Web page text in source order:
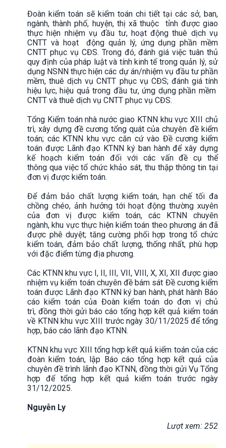
Đoàn kiểm toán sẽ kiểm toán chi tiết tại các sở, ban,
ngành, thành phố, huyện, thị xã thuộc tỉnh được giao
thực hiện nhiệm vụ đầu tư, hoạt động thuê dịch vụ
CNTT và hoạt động quản lý, ứng dụng phần mềm
CNTT phục vụ CĐS. Trong đó, đánh giá việc tuân thủ
quy định của pháp luật và tính kinh tế trong quản lý, sử
dụng NSNN thực hiện các dự án/nhiệm vụ đầu tư phần
mềm, thuê dịch vụ CNTT phục vụ CĐS; đánh giá tính
hiệu lực, hiệu quả trong đầu tư, ứng dụng phần mềm
CNTT và thuê dịch vụ CNTT phục vụ CĐS.
Tổng Kiểm toán nhà nước giao KTNN khu vực XIII chủ
trì, xây dựng đề cương tổng quát của chuyên đề kiểm
toán; các KTNN khu vực căn cứ vào Đề cương kiểm
toán được Lãnh đạo KTNN ký ban hành để xây dựng
kế hoạch kiểm toán đối với các vấn đề cụ thể
thông qua việc tổ chức khảo sát, thu thập thông tin tại
đơn vị được kiểm toán.
Để đảm bảo chất lượng kiểm toán, hạn chế tối đa
chồng chéo, ảnh hưởng tới hoạt động thường xuyên
của đơn vị được kiểm toán, các KTNN chuyên
ngành, khu vực thực hiện kiểm toán theo phương án đã
được phê duyệt; tăng cường phối hợp trong tổ chức
kiểm toán, đảm bảo chất lượng, thống nhất, phù hợp
với đặc điểm từng địa phương.
Các KTNN khu vực I, II, III, VII, VIII, X, XI, XII được giao
nhiệm vụ kiểm toán chuyên đề bám sát Đề cương kiểm
toán được Lãnh đạo KTNN ký ban hành, phát hành Báo
cáo kiểm toán của Đoàn kiểm toán do đơn vị chủ
trì, đồng thời gửi báo cáo tổng hợp kết quả kiểm toán
về KTNN khu vực XIII trước ngày 30/11/2025 để tổng
hợp, báo cáo lãnh đạo KTNN.
KTNN khu vực XIII tổng hợp kết quả kiểm toán của các
đoàn kiểm toán, lập Báo cáo tổng hợp kết quả của
chuyên đề trình lãnh đạo KTNN, đồng thời gửi Vụ Tổng
hợp để tổng hợp kết quả kiểm toán trước ngày
31/12/2025.
Nguyễn Ly
Lượt xem: 252